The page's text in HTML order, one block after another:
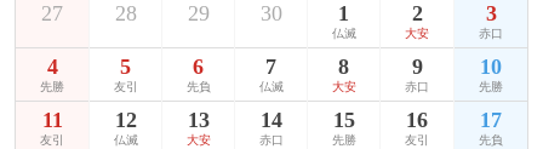
27 28 29 30 1
仏滅
2
大安
3
赤口
4
先勝
5
友引
6
先負
7
仏滅
8
大安
9
赤口
10
先勝
11
友引
12
仏滅
13
大安
14
赤口
15
先勝
16
友引
17
先負